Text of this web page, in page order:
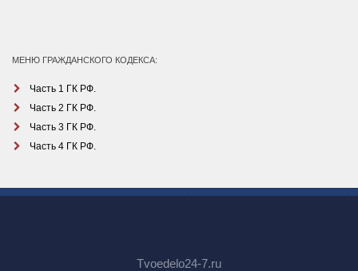
МЕНЮ ГРАЖДАНСКОГО КОДЕКСА:
Часть 1 ГК РФ.
Часть 2 ГК РФ.
Часть 3 ГК РФ.
Часть 4 ГК РФ.
Tvoedelo24-7.ru